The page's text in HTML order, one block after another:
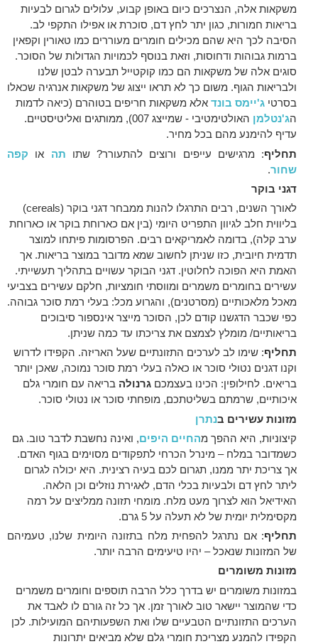
משקאות אלה, הנצרכים כיום באופן קבוע, עלולים לגרום לבעיות
בריאות חמורות, כגון יתר לחץ דם, סוכרת או אפילו התקפי לב.
הסיבה לכך היא שהם מכילים חומרים מעוררים כמו טאורין וקפאין
ברמות גבוהות ודחוסות, וזאת בנוסף לכמויות הגדולות של הסוכר.
סוגים אלה של משקאות הם כמו קוקטייל תבערה לבטן שלנו
ולבריאות הגוף. משום כך לא תראו ייצוג של משקאות אנרגיה שכאלו
בסרטי ג'יימס בונד אלא משקאות חריפים בטוהרם (כיאה לדמות
הג'נטלמן
האולטימטיבי - שמייצג 007), ממותגים ואליטיסטיים.
עדיף להימנע מהם בכל מחיר.
תחליף: מרגישים עייפים ורוצים להתעורר? שתו תה או קפה
שחור.
דגני בוקר
לאורך השנים, רבים התרגלו להנות ממבחר דגני בוקר (cereals)
בליווית חלב לגיוון התפריט היומי (בין אם כארוחת בוקר או כארוחת
ערב קלה), בדומה לאמריקאים רבים. הפרסומות פיתחו למוצר
תדמית חיובית, כזו שניתן לחשוב שמא מדובר במוצר בריאות. אך
האמת היא הפוכה לחלוטין. דגני הבוקר עשויים בתהליך תעשייתי.
עשירים בחומרים משמרים ומווסתי חומציות, חלקם עשירים בצביעי
מאכל מלאכותיים (מסרטנים), והגרוע מכל: בעלי רמת סוכר גבוהה.
כפי שכבר הדגשנו קודם לכן, הסוכר מייצר אינספור סיבוכים
בריאותיים/ מומלץ לצמצם את צריכתו עד כמה שניתן.
תחליף: שימו לב לערכים התזונתיים שעל האריזה. הקפידו לדרוש
וקנו דגנים נטולי סוכר או כאלה בעלי רמת סוכר נמוכה, שאכן יותר
בריאים. לחילופין: הכינו בעצמכם גרנולה בריאה עם חומרי גלם
איכותיים, שרמתם בשליטתכם, מופחתי סוכר או נטולי סוכר.
מזונות עשירים בנתרן
קיצוניות, היא ההפך מהחיים היפים, ואינה נחשבת לדבר טוב. גם
כשמדובר במלח – מינרל הכרחי לתפקודים מסוימים בגוף האדם.
אך צריכת יתר ממנו, תגרום לכם בעיה רצינית. היא יכולה לגרום
ליתר לחץ דם ולבעיות בכלי הדם, לאגירת נוזלים וכן הלאה.
האידיאל הוא לצרוך מעט מלח. מומחי תזונה ממליצים על רמה
מקסימלית יומית של לא תעלה על 5 גרם.
תחליף: אם נתרגל להפחית מלח בתזונה היומית שלנו, טעמיהם
של המזונות שנאכל – יהיו טיעימים הרבה יותר.
מזונות משומרים
במזונות משומרים יש בדרך כלל הרבה תוספים וחומרים משמרים
כדי שהמוצר יישאר טוב לאורך זמן. אך כל זה גורם לו לאבד את
הערכים התזונתיים הטבעיים שלו ואת השפעותיהם המועילות. לכן
הקפידו להמנע מצריכת חומרי גלם שלא מביאים יתרונות